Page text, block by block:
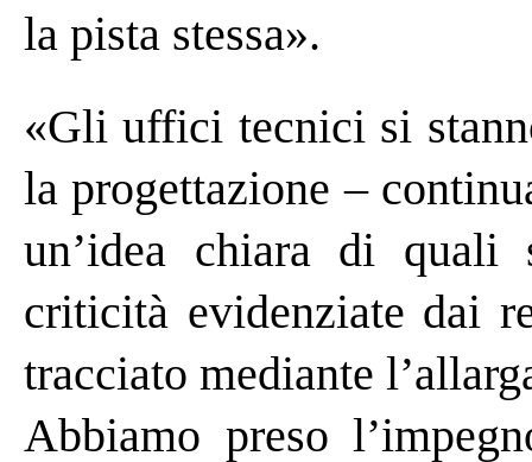
la pista stessa».
«Gli uffici tecnici si
la progettazione –
un’idea chiara di quali
criticità evidenziate dai
tracciato mediante
Abbiamo preso